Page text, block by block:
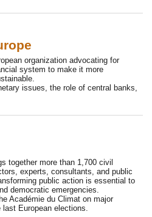
organization advocating for
system to make it more
issues, the role of central banks,
together more than 1,700 civil
experts, consultants, and public
public action is essential to
democratic emergencies.
Académie du Climat on major
European elections.